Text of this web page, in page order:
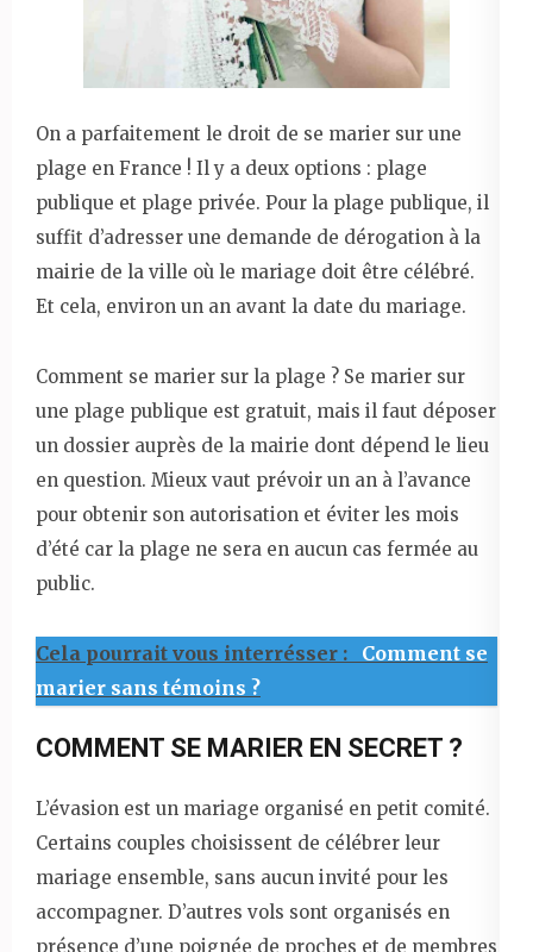
On a parfaitement le droit de se marier sur une
plage en France ! Il y a deux options : plage
publique et plage privée. Pour la plage publique, il
suffit d’adresser une demande de dérogation à la
mairie de la ville où le mariage doit être célébré.
Et cela, environ un an avant la date du mariage.
Comment se marier sur la plage ? Se marier sur
une plage publique est gratuit, mais il faut déposer
un dossier auprès de la mairie dont dépend le lieu
en question. Mieux vaut prévoir un an à l’avance
pour obtenir son autorisation et éviter les mois
d’été car la plage ne sera en aucun cas fermée au
public.
Cela pourrait vous interrésser :
Comment se
marier sans témoins ?
COMMENT SE MARIER EN SECRET ?
L’évasion est un mariage organisé en petit comité.
Certains couples choisissent de célébrer leur
mariage ensemble, sans aucun invité pour les
accompagner. D’autres vols sont organisés en
présence d’une poignée de proches et de membres